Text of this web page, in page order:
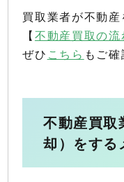
買取業者が不動
【不動産買取の流
ぜひ こちら もご確
不動産買取
却）をする